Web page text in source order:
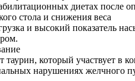
диетах после
стола и снижения веса
и высокий показатель
таурин, который участвует в
нарушениях желчного